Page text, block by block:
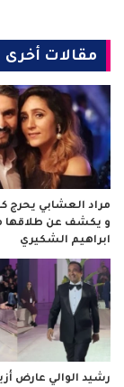
مقالات أخرى
مراد العشابي يحرج
و يكشف عن طلاقها
ابراهيم الشكيري
رشيد الوالي عارض